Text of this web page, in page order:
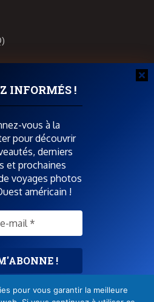
INFORMÉS !
vous à la
pour découvrir
derniers
et prochaines
voyages photos
américain !
! Consultez la
USA
pour vous garantir la meilleure